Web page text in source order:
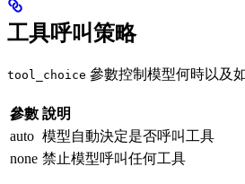
工具呼叫策略
tool_choice 參數控制模型何時以及
參數 說明
auto 模型自動決定是否呼叫工具
none 禁止模型呼叫任何工具